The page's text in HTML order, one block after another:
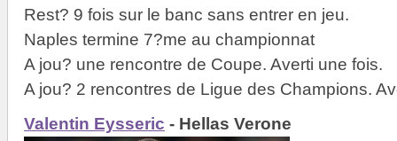
Rest? 9 fois sur le banc sans entrer en jeu.
Naples termine 7?me au championnat
A jou? une rencontre de Coupe. Averti une fois.
A jou? 2 rencontres de Ligue des Champions.
Valentin Eysseric - Hellas Verone